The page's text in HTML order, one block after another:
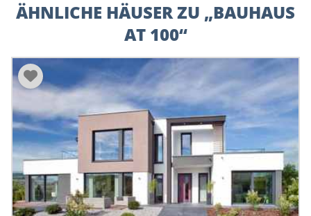
ÄHNLICHE HÄUSER ZU „BAUHAUS
AT 100“